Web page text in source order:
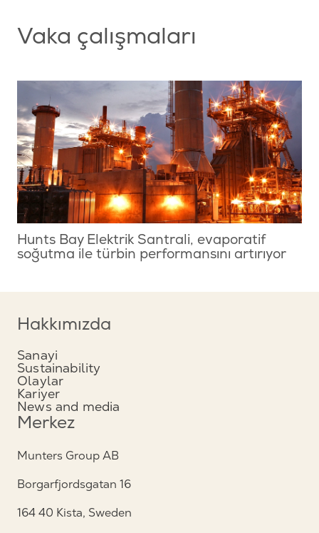
Vaka çalışmaları
Hunts Bay Elektrik Santrali, evaporatif
soğutma ile türbin performansını artırıyor
Hakkımızda
Sanayi
Sustainability
Olaylar
Kariyer
News and media
Merkez
Munters Group AB
Borgarfjordsgatan 16
164 40 Kista, Sweden